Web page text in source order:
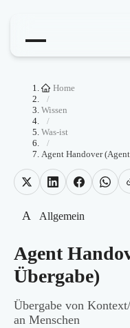
Home
/
Wissen
/
Was-ist
/
Agent Handover
A Allgemein
Agent
Übergabe)
Übergabe von
an Menschen